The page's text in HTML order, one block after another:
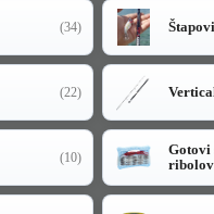
(34)
(22)
(10)
Gotovi
ribolov